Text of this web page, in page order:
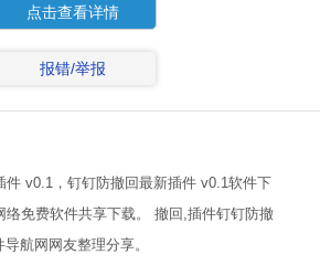
点击查看详情
报错/举报
件 v0.1，钉钉防撤回最新插件 v0.1软件下
络免费软件共享下载。 撤回,插件钉钉防撤
航网网友整理分享。